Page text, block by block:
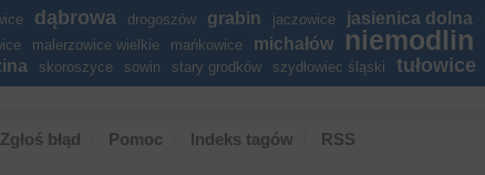
dąbrowa drogoszów grabin jaczowice jasienica dolna
malerzowice wielkie mańkowice michałów niemodlin
skoroszyce sowin stary grodków szydłowiec śląski tułowice
Zgłoś błąd Pomoc Indeks tagów RSS